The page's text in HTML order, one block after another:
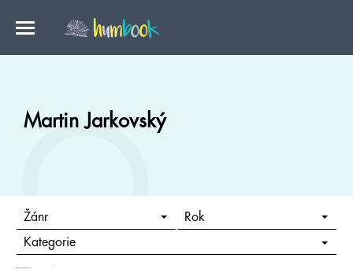
Martin Jarkovský
Žánr Rok
Kategorie